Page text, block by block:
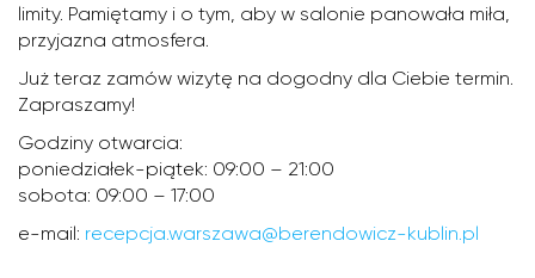
limity. Pamiętamy i o tym, aby w salonie panowała miła,
przyjazna atmosfera.
Już teraz zamów wizytę na dogodny dla Ciebie termin.
Zapraszamy!
Godziny otwarcia:
poniedziałek-piątek: 09:00 – 21:00
sobota: 09:00 – 17:00
e-mail: recepcja.warszawa@berendowicz-kublin.pl